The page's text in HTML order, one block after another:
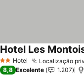
2 Estrelas
Hotel Localização
Hotel Les
8,8 Excelente 1.207